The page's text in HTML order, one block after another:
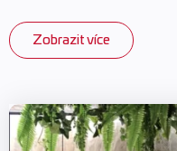
Zobrazit více